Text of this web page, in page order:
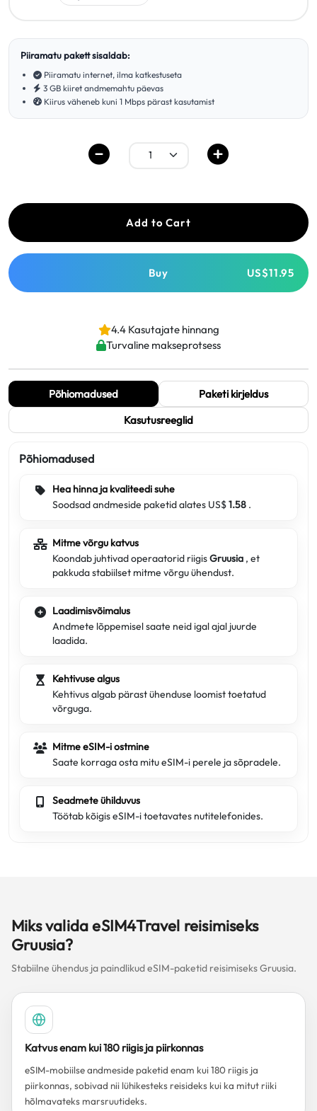
Piiramatu pakett sisaldab:
Piiramatu internet, ilma katkestuseta
3 GB kiiret andmemahtu päevas
Kiirus väheneb kuni 1 Mbps pärast kasutamist
Add to Cart
Buy US$11.95
4.4 Kasutajate hinnang
Turvaline makseprotsess
Põhiomadused
Paketi kirjeldus
Kasutusreeglid
Põhiomadused
Hea hinna ja kvaliteedi suhe
Soodsad andmeside paketid alates US$1.58 .
Mitme võrgu katvus
Koondab juhtivad operaatorid riigisGruusia , et
pakkuda stabiilset mitme võrgu ühendust.
Laadimisvõimalus
Andmete lõppemisel saate neid igal ajal juurde
laadida.
Kehtivuse algus
Kehtivus algab pärast ühenduse loomist toetatud
võrguga.
Mitme eSIM-i ostmine
Saate korraga osta mitu eSIM-i perele ja sõpradele.
Seadmete ühilduvus
Töötab kõigis eSIM-i toetavates nutitelefonides.
Miks valida eSIM4Travel reisimiseks
Gruusia?
Stabiilne ühendus ja paindlikud eSIM-paketid reisimiseks Gruusia.
Katvus enam kui 180 riigis ja piirkonnas
eSIM-mobiilse andmeside paketid enam kui 180 riigis ja
piirkonnas, sobivad nii lühikesteks reisideks kui ka mitut riiki
hõlmavateks marsruutideks.